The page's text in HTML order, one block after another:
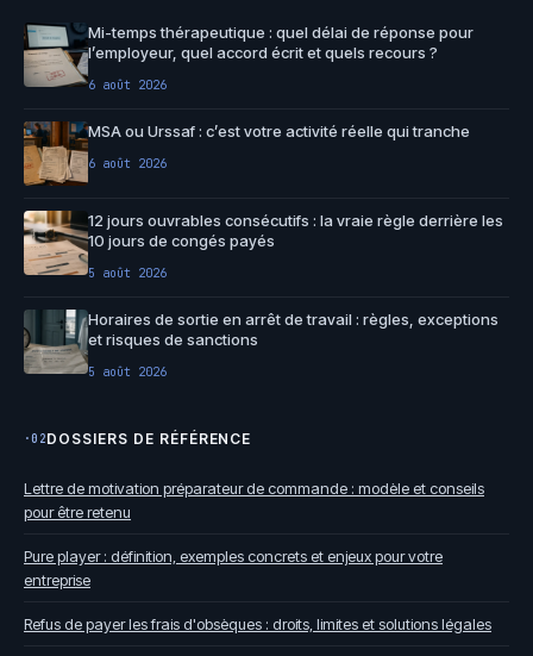
Mi-temps thérapeutique : quel délai de réponse pour
l’employeur, quel accord écrit et quels recours ?
6 août 2026
MSA ou Urssaf : c’est votre activité réelle qui tranche
6 août 2026
12 jours ouvrables consécutifs : la vraie règle derrière les
10 jours de congés payés
5 août 2026
Horaires de sortie en arrêt de travail : règles, exceptions
et risques de sanctions
5 août 2026
·02DOSSIERS DE RÉFÉRENCE
Lettre de motivation préparateur de commande : modèle et conseils
pour être retenu
Pure player : définition, exemples concrets et enjeux pour votre
entreprise
Refus de payer les frais d'obsèques : droits, limites et solutions légales